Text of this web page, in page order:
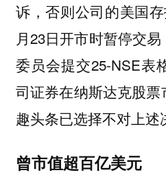
诉，否则公司的美国
月23日开市时暂停交
委员会提交25-NSE表
司证券在纳斯达克股票
趣头条已选择不对上述
曾市值超百亿美元